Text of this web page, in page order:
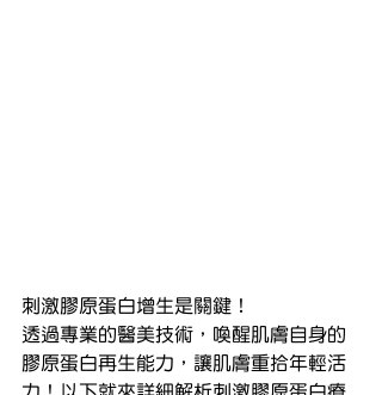
刺激膠原蛋白增生是關鍵！
透過專業的醫美技術，喚醒肌膚自身的
膠原蛋白再生能力，讓肌膚重拾年輕活